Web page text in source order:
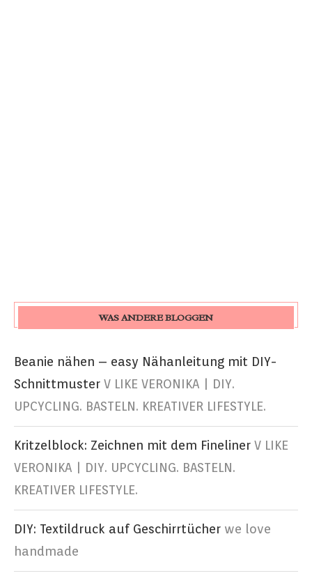
WAS ANDERE BLOGGEN
Beanie nähen – easy Nähanleitung mit DIY-
Schnittmuster V LIKE VERONIKA | DIY.
UPCYCLING. BASTELN. KREATIVER LIFESTYLE.
Kritzelblock: Zeichnen mit dem Fineliner V LIKE
VERONIKA | DIY. UPCYCLING. BASTELN.
KREATIVER LIFESTYLE.
DIY: Textildruck auf Geschirrtücher we love
handmade